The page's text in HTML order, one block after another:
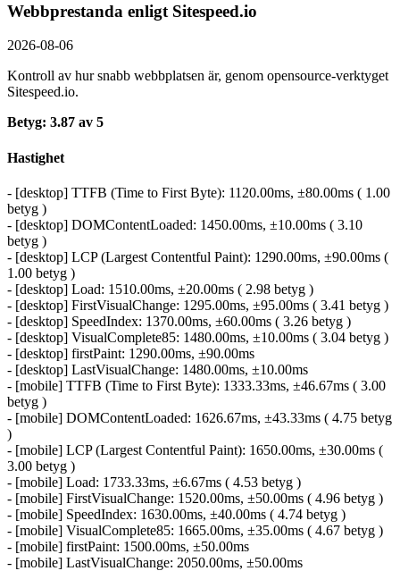
Webbprestanda enligt Sitespeed.io
2026-08-06
Kontroll av hur snabb webbplatsen är, genom opensource-verktyget
Sitespeed.io.
Betyg: 3.87 av 5
Hastighet
- [desktop] TTFB (Time to First Byte): 1120.00ms, ±80.00ms ( 1.00
betyg )
- [desktop] DOMContentLoaded: 1450.00ms, ±10.00ms ( 3.10
betyg )
- [desktop] LCP (Largest Contentful Paint): 1290.00ms, ±90.00ms (
1.00 betyg )
- [desktop] Load: 1510.00ms, ±20.00ms ( 2.98 betyg )
- [desktop] FirstVisualChange: 1295.00ms, ±95.00ms ( 3.41 betyg )
- [desktop] SpeedIndex: 1370.00ms, ±60.00ms ( 3.26 betyg )
- [desktop] VisualComplete85: 1480.00ms, ±10.00ms ( 3.04 betyg )
- [desktop] firstPaint: 1290.00ms, ±90.00ms
- [desktop] LastVisualChange: 1480.00ms, ±10.00ms
- [mobile] TTFB (Time to First Byte): 1333.33ms, ±46.67ms ( 3.00
betyg )
- [mobile] DOMContentLoaded: 1626.67ms, ±43.33ms ( 4.75 betyg
)
- [mobile] LCP (Largest Contentful Paint): 1650.00ms, ±30.00ms (
3.00 betyg )
- [mobile] Load: 1733.33ms, ±6.67ms ( 4.53 betyg )
- [mobile] FirstVisualChange: 1520.00ms, ±50.00ms ( 4.96 betyg )
- [mobile] SpeedIndex: 1630.00ms, ±40.00ms ( 4.74 betyg )
- [mobile] VisualComplete85: 1665.00ms, ±35.00ms ( 4.67 betyg )
- [mobile] firstPaint: 1500.00ms, ±50.00ms
- [mobile] LastVisualChange: 2050.00ms, ±50.00ms